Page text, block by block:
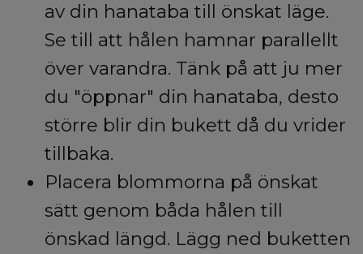
av din hanataba till önskat läge.
Se till att hålen hamnar parallellt
över varandra. Tänk på att ju mer
du "öppnar" din hanataba, desto
större blir din bukett då du vrider
tillbaka.
Placera blommorna på önskat
sätt genom båda hålen till
önskad längd. Lägg ned buketten